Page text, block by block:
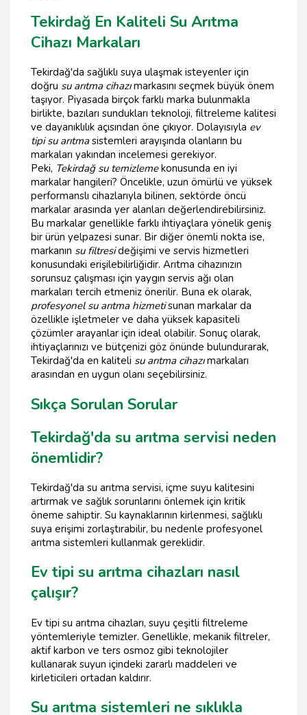
Tekirdağ En Kaliteli Su Arıtma
Cihazı Markaları
Tekirdağ'da sağlıklı suya ulaşmak isteyenler için
doğru su arıtma cihazımarkasını seçmek büyük önem
taşıyor. Piyasada birçok farklı marka bulunmakla
birlikte, bazıları sundukları teknoloji, filtreleme kalitesi
ve dayanıklılık açısından öne çıkıyor. Dolayısıyla ev
tipi su arıtmasistemleri arayışında olanların bu
markaları yakından incelemesi gerekiyor.
Peki, Tekirdağ su temizlemekonusunda en iyi
markalar hangileri? Öncelikle, uzun ömürlü ve yüksek
performanslı cihazlarıyla bilinen, sektörde öncü
markalar arasında yer alanları değerlendirebilirsiniz.
Bu markalar genellikle farklı ihtiyaçlara yönelik geniş
bir ürün yelpazesi sunar. Bir diğer önemli nokta ise,
markanın su filtresideğişimi ve servis hizmetleri
konusundaki erişilebilirliğidir. Arıtma cihazınızın
sorunsuz çalışması için yaygın servis ağı olan
markaları tercih etmeniz önerilir. Buna ek olarak,
profesyonel su arıtma hizmetisunan markalar da
özellikle işletmeler ve daha yüksek kapasiteli
çözümler arayanlar için ideal olabilir. Sonuç olarak,
ihtiyaçlarınızı ve bütçenizi göz önünde bulundurarak,
Tekirdağ'da en kaliteli su arıtma cihazımarkaları
arasından en uygun olanı seçebilirsiniz.
Sıkça Sorulan Sorular
Tekirdağ'da su arıtma servisi neden
önemlidir?
Tekirdağ'da su arıtma servisi, içme suyu kalitesini
artırmak ve sağlık sorunlarını önlemek için kritik
öneme sahiptir. Su kaynaklarının kirlenmesi, sağlıklı
suya erişimi zorlaştırabilir, bu nedenle profesyonel
arıtma sistemleri kullanmak gereklidir.
Ev tipi su arıtma cihazları nasıl
çalışır?
Ev tipi su arıtma cihazları, suyu çeşitli filtreleme
yöntemleriyle temizler. Genellikle, mekanik filtreler,
aktif karbon ve ters osmoz gibi teknolojiler
kullanarak suyun içindeki zararlı maddeleri ve
kirleticileri ortadan kaldırır.
Su arıtma sistemleri ne sıklıkla